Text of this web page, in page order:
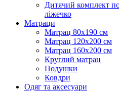
Дитячий комплект
ліжечко
Матраци
Матрац 80х190 см
Матрац 120х200 см
Матрац 160х200 см
Круглий матрац
Подушки
Ковдри
Одяг та аксесуари